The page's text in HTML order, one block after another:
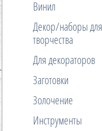
Винил
Декор/наборы для
творчества
Для декораторов
Заготовки
Золочение
Инструменты